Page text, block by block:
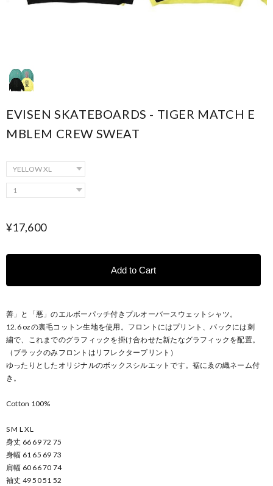
EVISEN SKATEBOARDS - TIGER MATCH E
MBLEM CREW SWEAT
¥17,600
Add to Cart
善」と「悪」のエルボーパッチ付きプルオーバースウェットシャツ。
12.6 ozの裏毛コットン生地を使用。フロントにはプリント、バックには刺
繍で、これまでのグラフィックを掛け合わせた新たなグラフィックを配置。
（ブラックのみフロントはリフレクタープリント）
ゆったりとしたオリジナルのボックスシルエットです。裾にゑの織ネーム付
き。
Cotton 100%
S M L XL
身丈 66 69 72 75
身幅 61 65 69 73
肩幅 60 66 70 74
袖丈 49 50 51 52